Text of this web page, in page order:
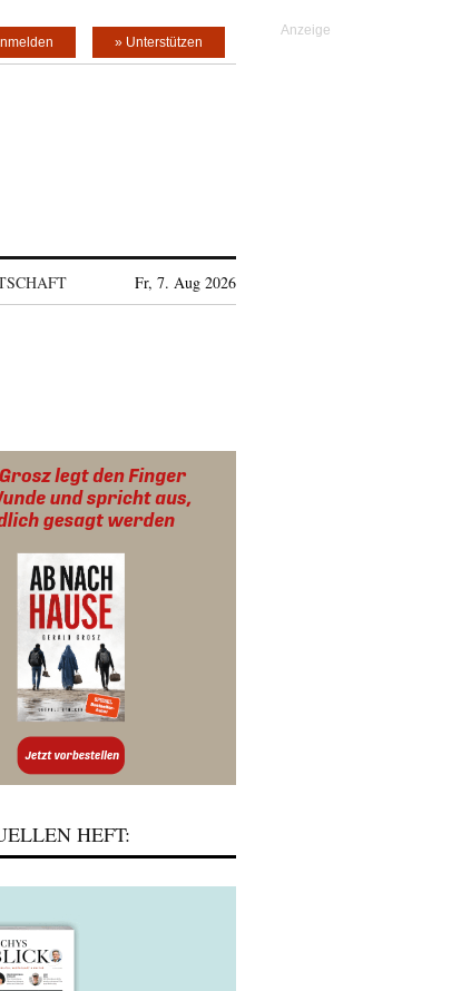
» Unterstützen
Fr, 7. Aug 2026
HEFT: